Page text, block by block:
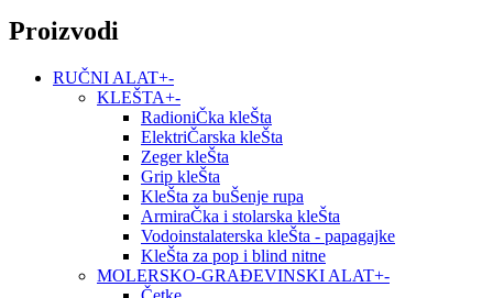
Proizvodi
RUČNI ALAT+-
KLEŠTA+-
RadioniČka kleŠta
ElektriČarska kleŠta
Zeger kleŠta
Grip kleŠta
KleŠta za buŠenje rupa
ArmiraČka i stolarska kleŠta
Vodoinstalaterska kleŠta - papagajke
KleŠta za pop i blind nitne
MOLERSKO-GRAĐEVINSKI ALAT+-